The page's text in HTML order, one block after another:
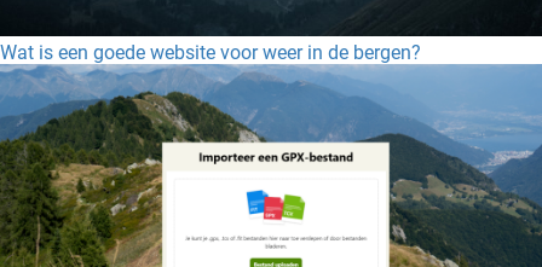
Wat is een goede website voor weer in de bergen?